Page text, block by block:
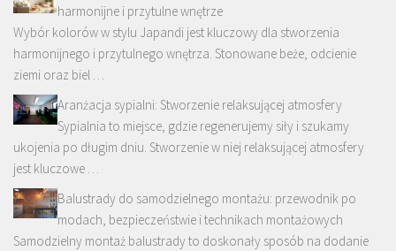
harmonijne i przytulne wnętrze
Wybór kolorów w stylu Japandi jest kluczowy dla stworzenia
harmonijnego i przytulnego wnętrza. Stonowane beże, odcienie
ziemi oraz biel …
Aranżacja sypialni: Stworzenie relaksującej atmosfery
Sypialnia to miejsce, gdzie regenerujemy siły i szukamy
ukojenia po długim dniu. Stworzenie w niej relaksującej atmosfery
jest kluczowe …
Balustrady do samodzielnego montażu: przewodnik po
modach, bezpieczeństwie i technikach montażowych
Samodzielny montaż balustrady to doskonały sposób na dodanie